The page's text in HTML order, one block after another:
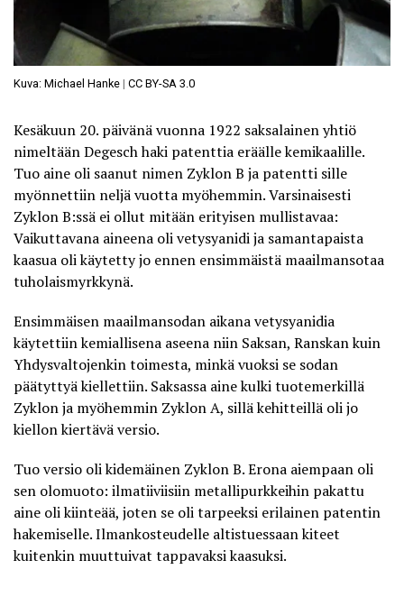
Kuva: Michael Hanke | CC BY-SA 3.0
Kesäkuun 20. päivänä vuonna 1922 saksalainen yhtiö
nimeltään Degesch haki patenttia eräälle kemikaalille.
Tuo aine oli saanut nimen Zyklon B ja patentti sille
myönnettiin neljä vuotta myöhemmin. Varsinaisesti
Zyklon B:ssä ei ollut mitään erityisen mullistavaa:
Vaikuttavana aineena oli vetysyanidi ja samantapaista
kaasua oli käytetty jo ennen ensimmäistä maailmansotaa
tuholaismyrkkynä.
Ensimmäisen maailmansodan aikana vetysyanidia
käytettiin kemiallisena aseena niin Saksan, Ranskan kuin
Yhdysvaltojenkin toimesta, minkä vuoksi se sodan
päätyttyä kiellettiin. Saksassa aine kulki tuotemerkillä
Zyklon ja myöhemmin Zyklon A, sillä kehitteillä oli jo
kiellon kiertävä versio.
Tuo versio oli kidemäinen Zyklon B. Erona aiempaan oli
sen olomuoto: ilmatiiviisiin metallipurkkeihin pakattu
aine oli kiinteää, joten se oli tarpeeksi erilainen patentin
hakemiselle. Ilmankosteudelle altistuessaankiteet
kuitenkin muuttuivat tappavaksi kaasuksi.